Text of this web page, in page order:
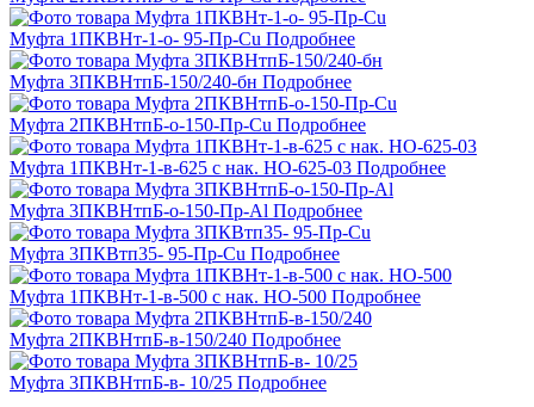
Муфта 1ПКВНт-1-о- 95-Пр-Cu Подробнее
Муфта 3ПКВНтпБ-150/240-бн Подробнее
Муфта 2ПКВНтпБ-о-150-Пр-Cu Подробнее
Муфта 1ПКВНт-1-в-625 с нак. НО-625-03 Подробнее
Муфта 3ПКВНтпБ-о-150-Пр-Al Подробнее
Муфта 3ПКВтп35- 95-Пр-Cu Подробнее
Муфта 1ПКВНт-1-в-500 с нак. НО-500 Подробнее
Муфта 2ПКВНтпБ-в-150/240 Подробнее
Муфта 3ПКВНтпБ-в- 10/25 Подробнее